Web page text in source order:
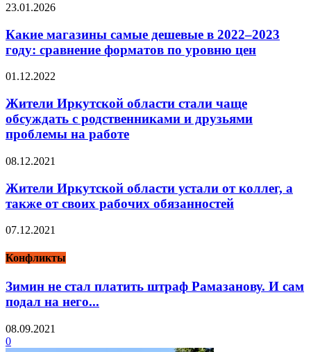
23.01.2026
Какие магазины самые дешевые в 2022–2023
году: сравнение форматов по уровню цен
01.12.2022
Жители Иркутской области стали чаще
обсуждать с родственниками и друзьями
проблемы на работе
08.12.2021
Жители Иркутской области устали от коллег, а
также от своих рабочих обязанностей
07.12.2021
Конфликты
Зимин не стал платить штраф Рамазанову. И сам
подал на него...
08.09.2021
0